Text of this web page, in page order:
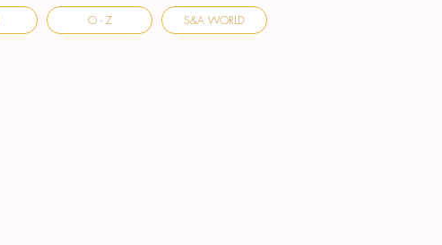
O - Z S&A WORLD